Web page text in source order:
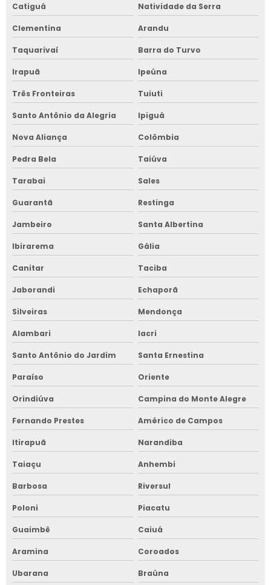
Catiguá Natividade da Serra
Clementina Arandu
Taquarivaí Barra do Turvo
Irapuã Ipeúna
Três Fronteiras Tuiuti
Santo Antônio da Alegria Ipiguá
Nova Aliança Colômbia
Pedra Bela Taiúva
Tarabai Sales
Guarantã Restinga
Jambeiro Santa Albertina
Ibirarema Gália
Canitar Taciba
Jaborandi Echaporã
Silveiras Mendonça
Alambari Iacri
Santo Antônio do Jardim Santa Ernestina
Paraíso Oriente
Orindiúva Campina do Monte Alegre
Fernando Prestes Américo de Campos
Itirapuã Narandiba
Taiaçu Anhembi
Barbosa Riversul
Poloni Piacatu
Guaimbê Caiuá
Aramina Coroados
Ubarana Braúna